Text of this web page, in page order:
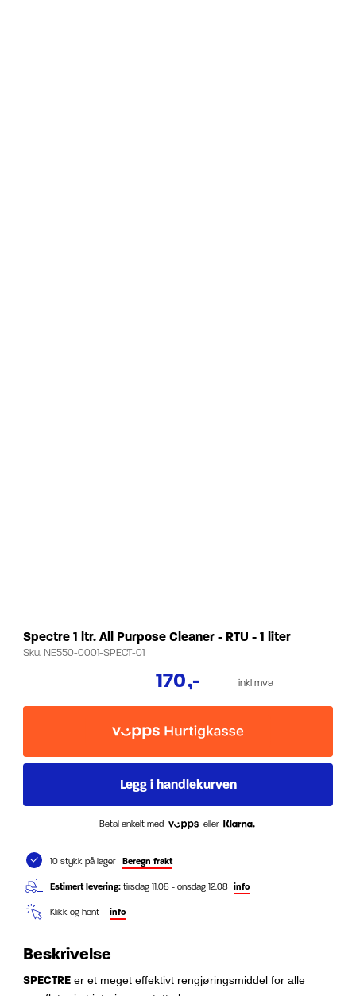
Spectre 1 ltr. All Purpose Cleaner - RTU - 1 liter
Sku.NE550-0001-SPECT-01
170,- inkl mva
Betal enkelt med eller
10 stykk på lager Beregn frakt
Estimert levering: tirsdag 11.08 - onsdag 12.08 info
Klikk og hent – info
Beskrivelse
SPECTRE er et meget effektivt rengjøringsmiddel for alle